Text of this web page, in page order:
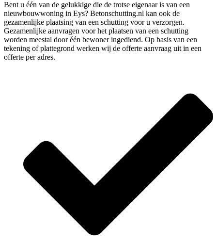
Bent u één van de gelukkige die de trotse eigenaar is van een
nieuwbouwwoning in Eys? Betonschutting.nl kan ook de
gezamenlijke plaatsing van een schutting voor u verzorgen.
Gezamenlijke aanvragen voor het plaatsen van een schutting
worden meestal door één bewoner ingediend. Op basis van een
tekening of plattegrond werken wij de offerte aanvraag uit in een
offerte per adres.